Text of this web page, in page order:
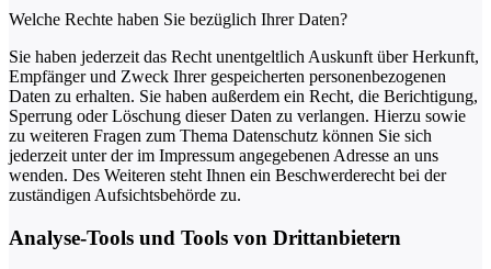
Welche Rechte haben Sie bezüglich Ihrer Daten?
Sie haben jederzeit das Recht unentgeltlich Auskunft über Herkunft,
Empfänger und Zweck Ihrer gespeicherten personenbezogenen
Daten zu erhalten. Sie haben außerdem ein Recht, die Berichtigung,
Sperrung oder Löschung dieser Daten zu verlangen. Hierzu sowie
zu weiteren Fragen zum Thema Datenschutz können Sie sich
jederzeit unter der im Impressum angegebenen Adresse an uns
wenden. Des Weiteren steht Ihnen ein Beschwerderecht bei der
zuständigen Aufsichtsbehörde zu.
Analyse-Tools und Tools von Drittanbietern